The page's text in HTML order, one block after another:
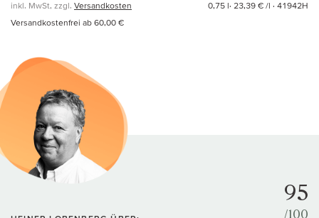
inkl. MwSt, zzgl. Versandkosten 0,75 l· 23,39 € /l · 41942H
Versandkostenfrei ab 60,00 €
95
/100